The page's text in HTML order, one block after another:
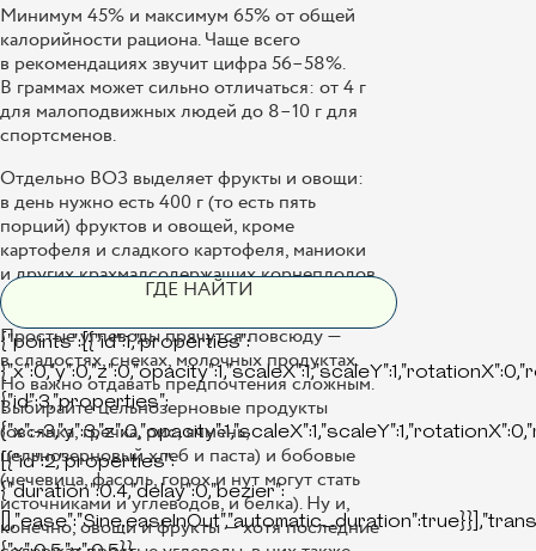
Минимум 45% и максимум 65% от общей
калорийности рациона. Чаще всего
в рекомендациях звучит цифра 56–58%.
В граммах может сильно отличаться: от 4 г
для малоподвижных людей до 8–10 г для
спортсменов.
Отдельно ВОЗ выделяет фрукты и овощи:
в день нужно есть 400 г (то есть пять
порций) фруктов и овощей, кроме
картофеля и сладкого картофеля, маниоки
и других крахмалсодержащих корнеплодов.
ГДЕ НАЙТИ
{"points":[{"id":1,"properties":
{"id":3,"properties":
{"x":-
[{"id":2,"properties":
{"duration":0.4,"delay":0,"bezier":
Простые углеводы прячутся повсюду —
в сладостях, снеках, молочных продуктах.
Но важно отдавать предпочтения сложным.
Выбирайте цельнозерновые продукты
(овсянка, гречка, рис, ячмень,
цельнозерновый хлеб и паста) и бобовые
(чечевица, фасоль, горох и нут могут стать
источниками и углеводов, и белка). Ну и,
конечно, овощи и фрукты — хотя последние